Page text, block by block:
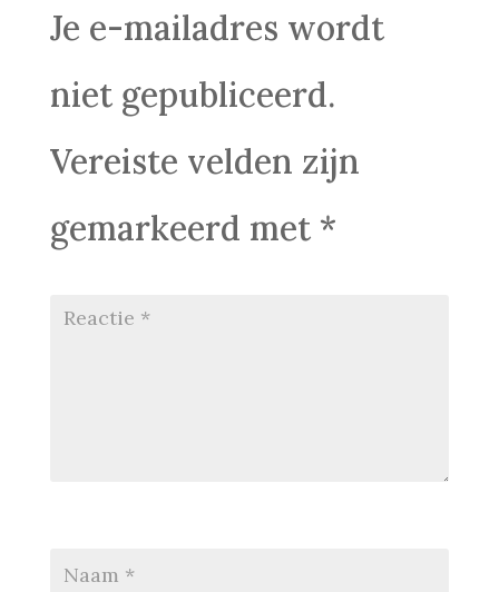
Je e-mailadres wordt
niet gepubliceerd.
Vereiste velden zijn
gemarkeerd met *